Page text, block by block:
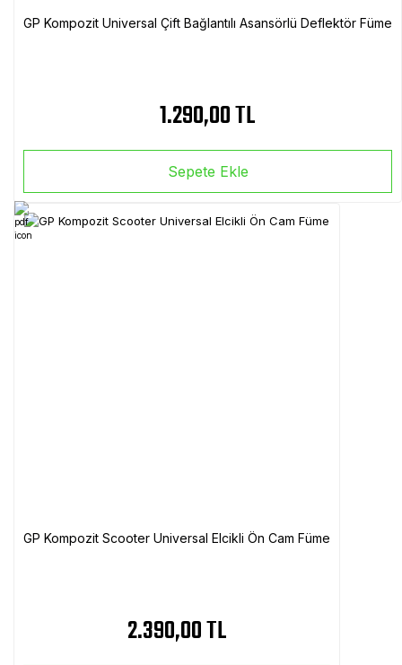
GP Kompozit Universal Çift Bağlantılı Asansörlü Deflektör Füme
1.290,00 TL
Sepete Ekle
GP Kompozit Scooter Universal Elcikli Ön Cam Füme
2.390,00 TL